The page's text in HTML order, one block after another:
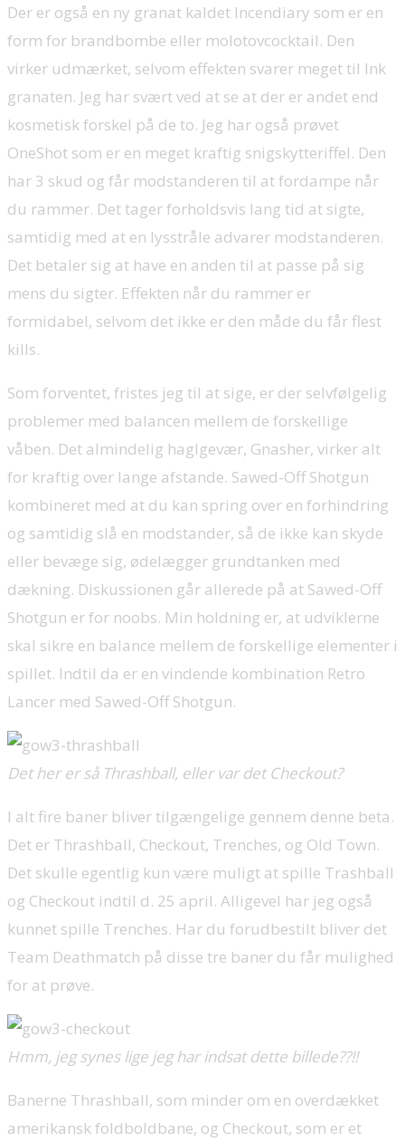
Der er også en ny granat kaldet Incendiary som er en
form for brandbombe eller molotovcocktail. Den
virker udmærket, selvom effekten svarer meget til Ink
granaten. Jeg har svært ved at se at der er andet end
kosmetisk forskel på de to. Jeg har også prøvet
OneShot som er en meget kraftig snigskytteriffel. Den
har 3 skud og får modstanderen til at fordampe når
du rammer. Det tager forholdsvis lang tid at sigte,
samtidig med at en lysstråle advarer modstanderen.
Det betaler sig at have en anden til at passe på sig
mens du sigter. Effekten når du rammer er
formidabel, selvom det ikke er den måde du får flest
kills.
Som forventet, fristes jeg til at sige, er der selvfølgelig
problemer med balancen mellem de forskellige
våben. Det almindelig haglgevær, Gnasher, virker alt
for kraftig over lange afstande. Sawed-Off Shotgun
kombineret med at du kan spring over en forhindring
og samtidig slå en modstander, så de ikke kan skyde
eller bevæge sig, ødelægger grundtanken med
dækning. Diskussionen går allerede på at Sawed-Off
Shotgun er for noobs. Min holdning er, at udviklerne
skal sikre en balance mellem de forskellige elementer i
spillet. Indtil da er en vindende kombination Retro
Lancer med Sawed-Off Shotgun.
Det her er så Thrashball, eller var det Checkout?
I alt fire baner bliver tilgængelige gennem denne beta.
Det er Thrashball, Checkout, Trenches, og Old Town.
Det skulle egentlig kun være muligt at spille Trashball
og Checkout indtil d. 25 april. Alligevel har jeg også
kunnet spille Trenches. Har du forudbestilt bliver det
Team Deathmatch på disse tre baner du får mulighed
for at prøve.
Hmm, jeg synes lige jeg har indsat dette billede??!!
Banerne Thrashball, som minder om en overdækket
amerikansk foldboldbane, og Checkout, som er et